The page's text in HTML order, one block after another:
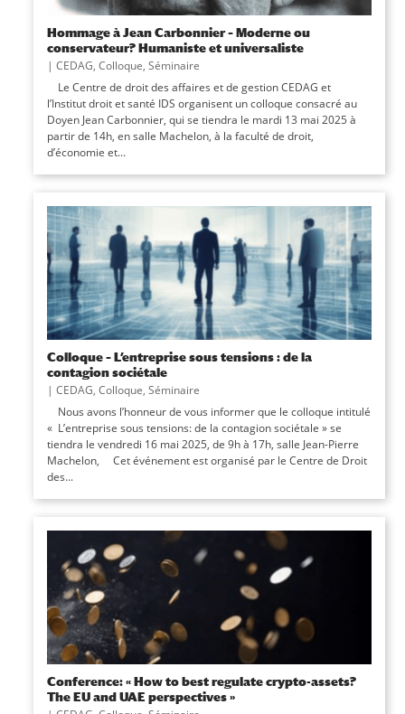
Hommage à Jean Carbonnier – Moderne ou
conservateur? Humaniste et universaliste
| CEDAG, Colloque, Séminaire
Le Centre de droit des affaires et de gestion CEDAG et
l’Institut droit et santé IDS organisent un colloque consacré au
Doyen Jean Carbonnier, qui se tiendra le mardi 13 mai 2025 à
partir de 14h, en salle Machelon, à la faculté de droit,
d’économie et...
Colloque – L’entreprise sous tensions : de la
contagion sociétale
| CEDAG, Colloque, Séminaire
Nous avons l’honneur de vous informer que le colloque intitulé
« L’entreprise sous tensions: de la contagion sociétale » se
tiendra le vendredi 16 mai 2025, de 9h à 17h, salle Jean-Pierre
Machelon, Cet événement est organisé par le Centre de Droit
des...
Conference: « How to best regulate crypto-assets?
The EU and UAE perspectives »